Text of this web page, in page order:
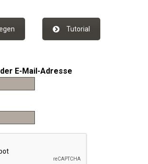
Tutorial
E-Mail-Adresse